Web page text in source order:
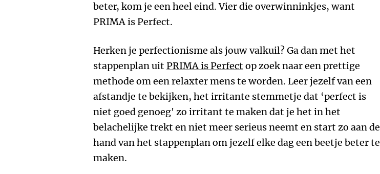
beter, kom je een heel eind. Vier die overwinninkjes, want
PRIMA is Perfect.
Herken je perfectionisme als jouw valkuil? Ga dan met het
stappenplan uit PRIMA is Perfect op zoek naar een prettige
methode om een relaxter mens te worden. Leer jezelf van een
afstandje te bekijken, het irritante stemmetje dat ‘perfect is
niet goed genoeg' zo irritant te maken dat je het in het
belachelijke trekt en niet meer serieus neemt en start zo aan de
hand van het stappenplan om jezelf elke dag een beetje beter te
maken.